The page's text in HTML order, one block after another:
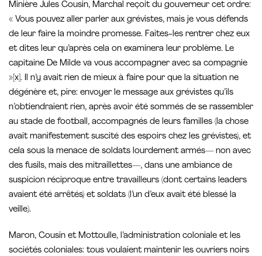
Minière Jules Cousin, Marchal reçoit du gouverneur cet ordre:
« Vous pouvez aller parler aux grévistes, mais je vous défends
de leur faire la moindre promesse. Faites-les rentrer chez eux
et dites leur qu’après cela on examinera leur problème. Le
capitaine De Milde va vous accompagner avec sa compagnie
»[x]. Il n’y avait rien de mieux à faire pour que la situation ne
dégénère et, pire: envoyer le message aux grévistes qu’ils
n’obtiendraient rien, après avoir été sommés de se rassembler
au stade de football, accompagnés de leurs familles (la chose
avait manifestement suscité des espoirs chez les grévistes), et
cela sous la menace de soldats lourdement armés— non avec
des fusils, mais des mitraillettes—, dans une ambiance de
suspicion réciproque entre travailleurs (dont certains leaders
avaient été arrêtés) et soldats (l’un d’eux avait été blessé la
veille).
Maron, Cousin et Mottoulle, l’administration coloniale et les
sociétés coloniales: tous voulaient maintenir les ouvriers noirs